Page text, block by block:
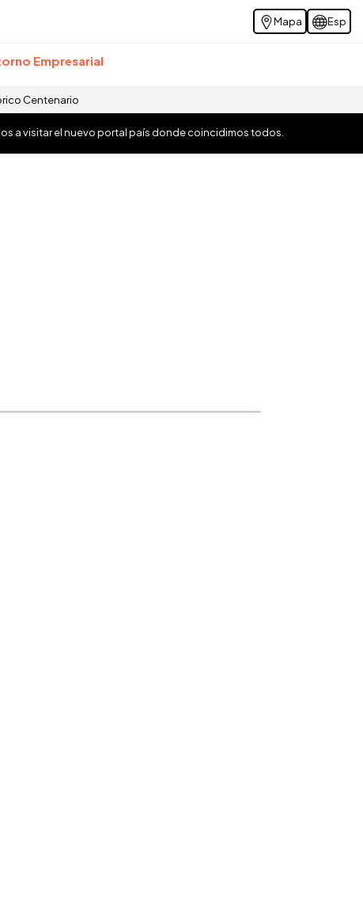
Mapa Esp
Empresarial
Centenario
a visitar el nuevo portal país donde coincidimos todos.